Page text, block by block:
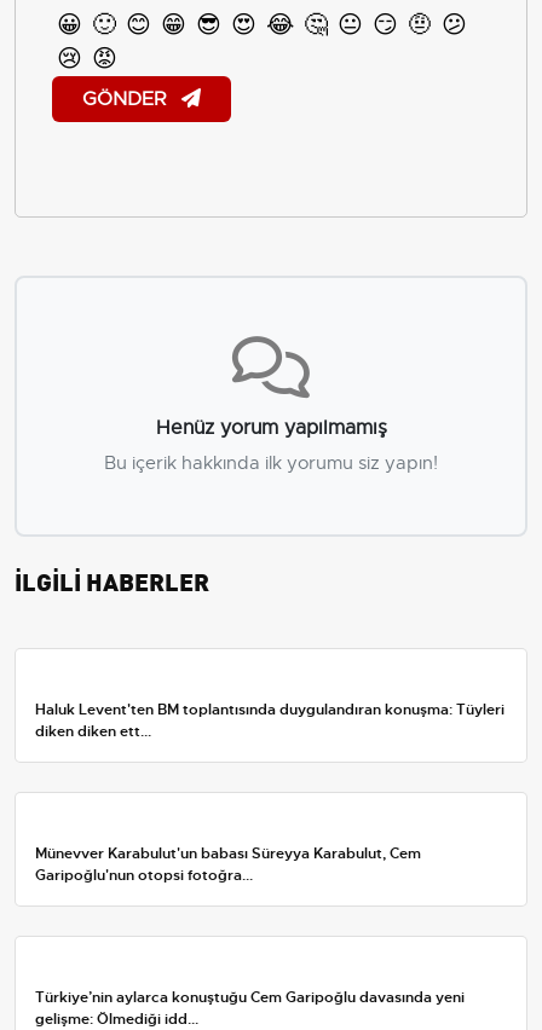
😀 🙂 😊 😁 😎 😍 😂 🤔 😐 😏 🤨 😕
😢 😡
GÖNDER
Henüz yorum yapılmamış
Bu içerik hakkında ilk yorumu siz yapın!
İLGİLİ HABERLER
Haluk Levent'ten BM toplantısında duygulandıran konuşma: Tüyleri
diken diken ett...
Münevver Karabulut'un babası Süreyya Karabulut, Cem
Garipoğlu'nun otopsi fotoğra...
Türkiye’nin aylarca konuştuğu Cem Garipoğlu davasında yeni
gelişme: Ölmediği idd...